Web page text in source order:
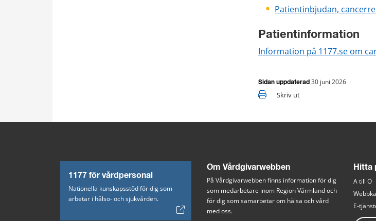
Patientinbjudan,
Patientinformation
Information på 1177.se om
Sidan uppdaterad 30 juni 2026
Skriv ut
1177 för vårdpersonal
Nationella kunskapsstöd för dig som
arbetar i hälso- och sjukvården.
Om Vårdgivarwebben
På Vårdgivarwebben finns information för dig
som medarbetare inom Region Värmland och
för dig som samarbetar om hälsa och vård
med oss.
Hitta
A till Ö
E-